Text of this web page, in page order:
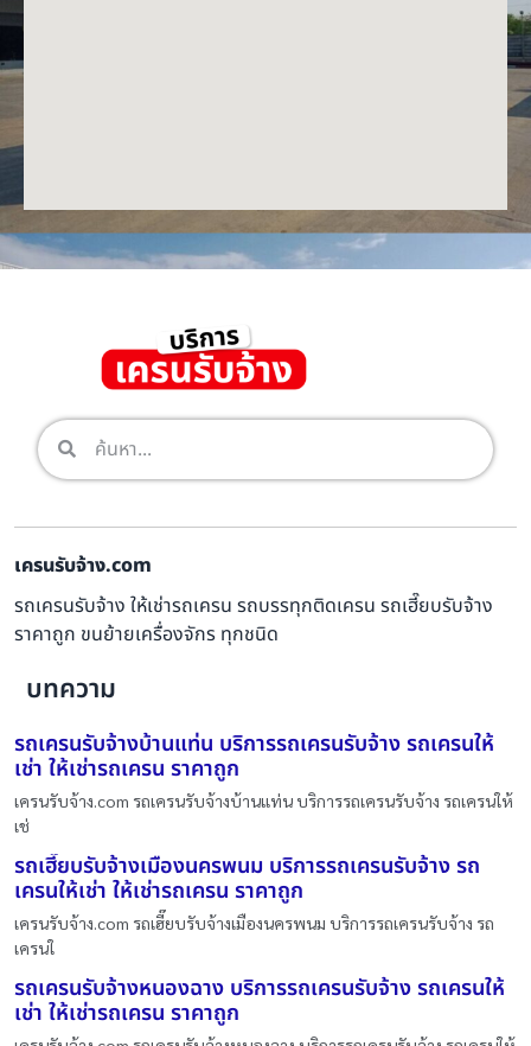
เครนรับจ้าง.com
รถเครนรับจ้าง ให้เช่ารถเครน รถบรรทุกติดเครน รถเฮี๊ยบรับจ้าง
ราคาถูก ขนย้ายเครื่องจักร ทุกชนิด
บทความ
รถเครนรับจ้างบ้านแท่น บริการรถเครนรับจ้าง รถเครนให้
เช่า ให้เช่ารถเครน ราคาถูก
เครนรับจ้าง.com รถเครนรับจ้างบ้านแท่น บริการรถเครนรับจ้าง รถเครนให้
เช่
รถเฮี๊ยบรับจ้างเมืองนครพนม บริการรถเครนรับจ้าง รถ
เครนให้เช่า ให้เช่ารถเครน ราคาถูก
เครนรับจ้าง.com รถเฮี๊ยบรับจ้างเมืองนครพนม บริการรถเครนรับจ้าง รถ
เครนใ
รถเครนรับจ้างหนองฉาง บริการรถเครนรับจ้าง รถเครนให้
เช่า ให้เช่ารถเครน ราคาถูก